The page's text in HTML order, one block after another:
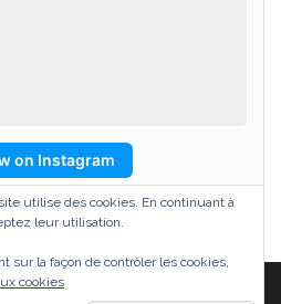
on Instagram
WordPress |Thème :Head
utilise des cookies. En continuant à
leur utilisation.
sur la façon de contrôler les cookies,
cookies